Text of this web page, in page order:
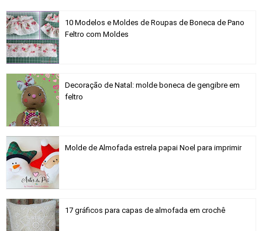
10 Modelos e Moldes de Roupas de Boneca de Pano
Feltro com Moldes
Decoração de Natal: molde boneca de gengibre em
feltro
Molde de Almofada estrela papai Noel para imprimir
17 gráficos para capas de almofada em crochê